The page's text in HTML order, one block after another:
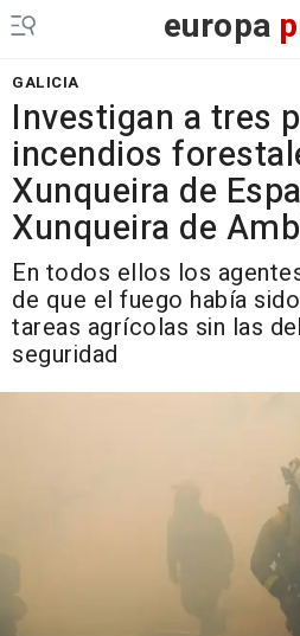
europa
GALICIA
Investigan a tres
incendios
Xunqueira de
Xunqueira de
En todos ellos los
de que el fuego había
tareas agrícolas sin las
seguridad